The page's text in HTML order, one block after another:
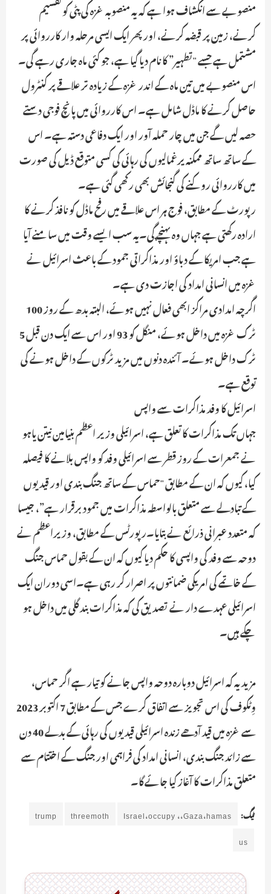
منصوبے سے انکشاف ہوا ہے کہ یہ منصوبہ غزہ کی پٹی کو تقسیم
کرنے، زمین پر قبضہ کرنے، اور پھر ایک ایسی مرحلہ وار کارروائی پر
مشتمل ہے جسے "تطہیر” کا نام دیا گیا ہے، جو کئی ماہ جاری رہے گی۔
اس منصوبے میں تین ماہ کے اندر غزہ کے زیادہ تر علاقے پر کنٹرول
حاصل کرنے کا ماڈل شامل ہے۔ اس کارروائی میں پانچ فوجی دستے
حصہ لیں گے جن میں چار حملہ آور اور ایک دفاعی دستہ ہے۔ اس
کے ساتھ ساتھ ممکنہ یرغمالیوں کی رہائی کی کسی متوقع ڈیل کی صورت
میں کارروائی روکنے کی گنجائش بھی رکھی گئی ہے۔
رپورٹ کے مطابق، فوج ہر اس علاقے میں رفح ماڈل کو نافذ کرنے کا
ارادہ رکھتی ہے جہاں وہ پہنچے گی۔یہ سب ایسے وقت میں سامنے آیا
ہے جب امریکا کے دباؤ اور مذاکراتی جمود کے باعث اسرائیل نے
غزہ میں انسانی امداد کی اجازت دی ہے۔
اگرچہ امدادی مراکز ابھی فعال نہیں ہوئے، البتہ بدھ کے روز 100
ٹرک غزہ میں داخل ہوئے، منگل کو 93 اور اس سے ایک دن قبل 5
ٹرک داخل ہوئے۔ آئندہ دنوں میں مزید ٹرکوں کے داخل ہونے کی
توقع ہے۔
اسرائیل کا وفد مذاکرات سے واپس
جہاں تک مذاکرات کا تعلق ہے، اسرائیلی وزیر اعظم بنیامین نیتن یاہو
نے جمعرات کے روز قطر سے اسرائیلی وفد کو واپس بلانے کا فیصلہ
کیا، کیوں کہ ان کے مطابق "حماس کے ساتھ جنگ بندی اور قیدیوں
کے تبادلے سے متعلق بالواسطہ مذاکرات میں جمود برقرار ہے”، جیسا
کہ متعدد عبرانی ذرائع نے بتایا۔رپورٹس کے مطابق، وزیراعظم نے
دوحہ سے وفد کی واپسی کا حکم دیا کیوں کہ ان کے بقول حماس جنگ
کے خاتمے کی امریکی ضمانتوں پر اصرار کر رہی ہے۔اسی دوران ایک
اسرائیلی عہدے دار نے تصدیق کی کہ مذاکرات بند گلی میں داخل ہو
چکے ہیں۔
مزید یہ کہ اسرائیل دوبارہ دوحہ واپس جانے کو تیار ہے اگر حماس،
وِٹکوف کی اس تجویز سے اتفاق کرے جس کے مطابق 7 اکتوبر 2023
سے غزہ میں قید آدھے زندہ اسرائیلی قیدیوں کی رہائی کے بدلے 40 دن
سے زائد جنگ بندی، انسانی امداد کی فراہمی اور جنگ کے اختتام سے
متعلق مذاکرات کا آغاز کیا جائے گا۔
ٹیگ: Israel،occupy ،،Gaza،hamas threemoth
trump
us